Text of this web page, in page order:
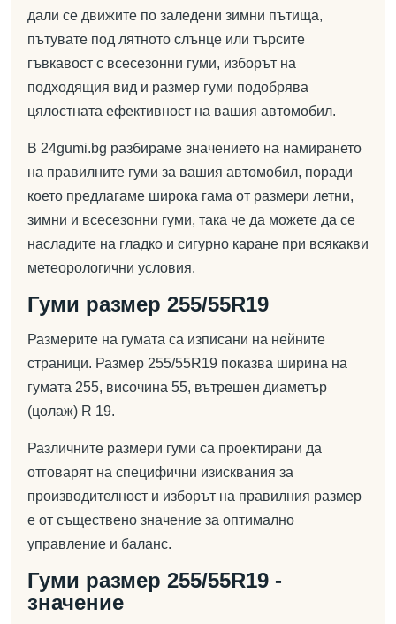
дали се движите по заледени зимни пътища,
пътувате под лятното слънце или търсите
гъвкавост с всесезонни гуми, изборът на
подходящия вид и размер гуми подобрява
цялостната ефективност на вашия автомобил.
В 24gumi.bg разбираме значението на намирането
на правилните гуми за вашия автомобил, поради
което предлагаме широка гама от размери летни,
зимни и всесезонни гуми, така че да можете да се
насладите на гладко и сигурно каране при всякакви
метеорологични условия.
Гуми размер 255/55R19
Размерите на гумата са изписани на нейните
страници. Размер 255/55R19 показва ширина на
гумата 255, височина 55, вътрешен диаметър
(цолаж) R 19.
Различните размери гуми са проектирани да
отговарят на специфични изисквания за
производителност и изборът на правилния размер
е от съществено значение за оптимално
управление и баланс.
Гуми размер 255/55R19 -
значение